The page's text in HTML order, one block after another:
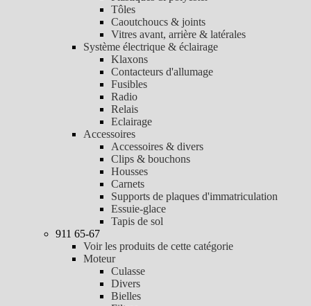
Tôles
Caoutchoucs & joints
Vitres avant, arrière & latérales
Système électrique & éclairage
Klaxons
Contacteurs d'allumage
Fusibles
Radio
Relais
Eclairage
Accessoires
Accessoires & divers
Clips & bouchons
Housses
Carnets
Supports de plaques d'immatriculation
Essuie-glace
Tapis de sol
911 65-67
Voir les produits de cette catégorie
Moteur
Culasse
Divers
Bielles